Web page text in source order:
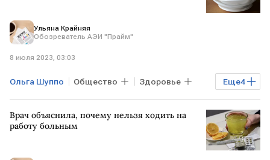
Ульяна Крайняя
Обозреватель АЭИ "Прайм"
8 июля 2023, 03:03
Еще4
Ольга Шуппо Общество Здоровье
Эксклюзив врач токсичность
Grand Clinic
Врач объяснила, почему нельзя ходить на
работу больным